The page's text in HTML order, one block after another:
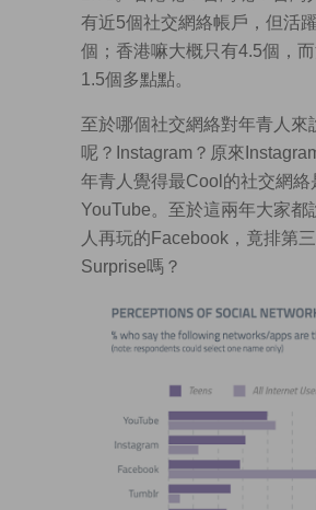
有近5個社交網絡帳戶，但活
個；香港嘛大概只有4.5個，
1.5個多點點。
至於哪個社交網絡對年青人來
呢？Instagram？原來
年青人覺得最Cool的社交網絡
YouTube。至於這兩年大家都
人再玩的Facebook，竟排第
Surprise嗎？